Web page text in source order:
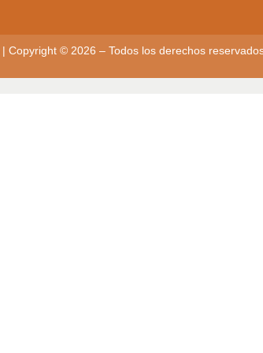
| Copyright © 2026 – Todos los derechos